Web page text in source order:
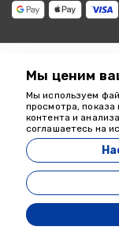
Мы ценим
Мы используем
просмотра,
контента и
соглашаетесь на
Мы здесь,
помочь